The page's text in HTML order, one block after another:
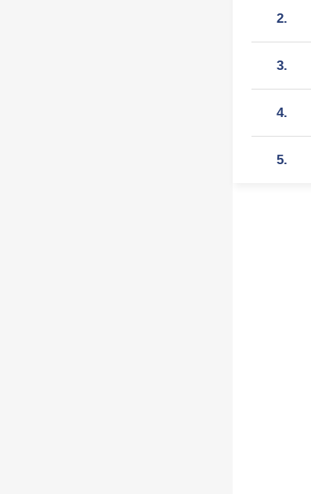
2.
3.
4.
5.